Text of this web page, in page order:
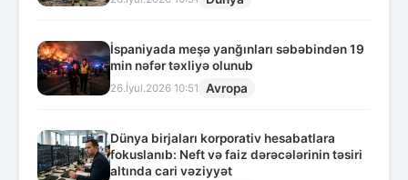
İspaniyada meşə yanğınları səbəbindən 19
min nəfər təxliyə olunub
26.İyul.2026 10:51 Avropa
Dünya birjaları korporativ hesabatlara
fokuslanıb: Neft və faiz dərəcələrinin təsiri
altında cari vəziyyət